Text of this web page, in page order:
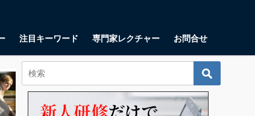
注目キーワード 専門家レクチャー お問合せ
ビジネススキル 起業・起業家